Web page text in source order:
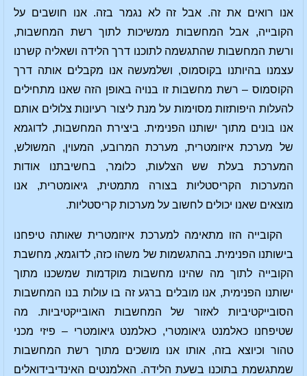
אנו רואים את זה. אבל זה לא נגמר בזה. אנו חושבים על
הקובייה, אבל המחשבות ממשיכות לתוך רשת המחשבות,
ורשת המחשבות שהתגשמה לתוכנו דרך הלידה ושאליה קשרנו
עצמנו בהיותנו בקוסמוס, ושלמעשה אנו מקבלים אותה דרך
הקוסמוס – רשת מחשבות זו בנויה באופן הזה שאנו מתחילים
להעלות היפותזות מסוימות על מנת ליצור רעיונות צלולים אותם
אנו בונים מתוך ישותנו הפנימית. ביצירת המחשבות, לדוגמא
של מערכת איזומטרית, מערכת המרובע, המעוין, המשולש,
המערכת בעלת שש הצלעות, כלומר, בחשיבתנו אודות
המערכות הקריסטליות בצורה מתמטית, גיאומטרית, אנו
מוצאים שאנו יכולים לחשוב על מערכות קריסטליות.
הקובייה הזו מתאימה למערכת איזומטרית שאותה טיפחנו
בישותנו הפנימית. בהתגשמות של משהו כזה, לדוגמא, מחשבת
הקובייה לתוך מה שהינו מחשבות מוקדמות שמשכנו מתוך
ישותנו הפנימית, אנו מובלים ברגע זה בו עולות בנו המחשבות
הסובייקטיביות לאזור של המחשבות האובייקטיביות. מה
שטיפחנו כאלמנט גיאומטרי, כאלמנט גיאומטרי – פיזי מכני
טהור וכיוצא בזה, אותו אנו מושכים מתוך רשת המחשבות
שמתגשמת בתוכנו בשעת הלידה. האלמנטים האינדיבידואלים